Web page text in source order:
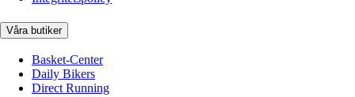
Våra butiker
Basket-Center
Daily Bikers
Direct Running